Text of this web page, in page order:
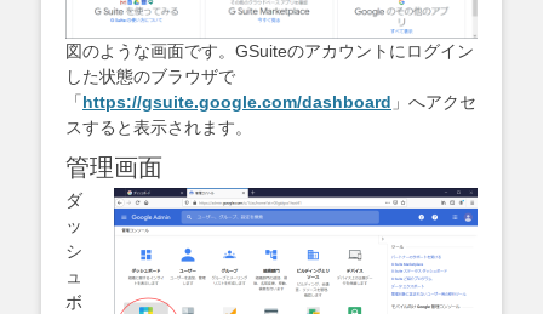
図のような画面です。GSuiteのアカウントにログイン
した状態のブラウザで
「https://gsuite.google.com/dashboard 」へアクセ
スすると表示されます。
管理画面
ダ
ッ
シ
ュ
ボ